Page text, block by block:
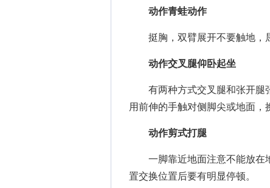
动作青蛙动作
挺胸，双臂展开不要触地，屈
动作交叉腿仰卧起坐
有两种方式交叉腿和张开腿
用前伸的手触对侧脚尖或地面，
动作剪式打腿
一脚靠近地面注意不能放在
置交换位置后要有明显停顿。